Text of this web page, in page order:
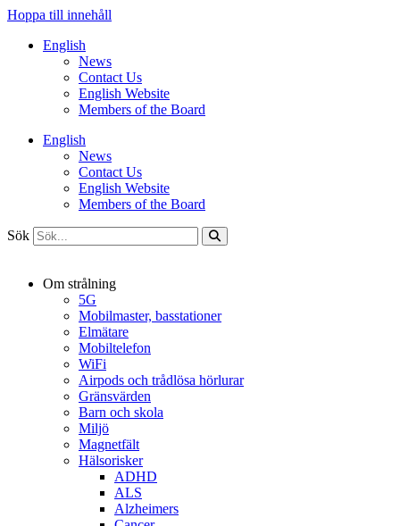
Hoppa till innehåll
English
News
Contact Us
English Website
Members of the Board
English
News
Contact Us
English Website
Members of the Board
Sök
Om strålning
5G
Mobilmaster, basstationer
Elmätare
Mobiltelefon
WiFi
Airpods och trådlösa hörlurar
Gränsvärden
Barn och skola
Miljö
Magnetfält
Hälsorisker
ADHD
ALS
Alzheimers